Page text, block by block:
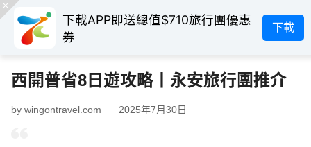
下載APP即送總值$710旅行團優惠
券
下載
西開普省8日遊攻略丨永安旅行團推介
by wingontravel.com 2025年7月30日